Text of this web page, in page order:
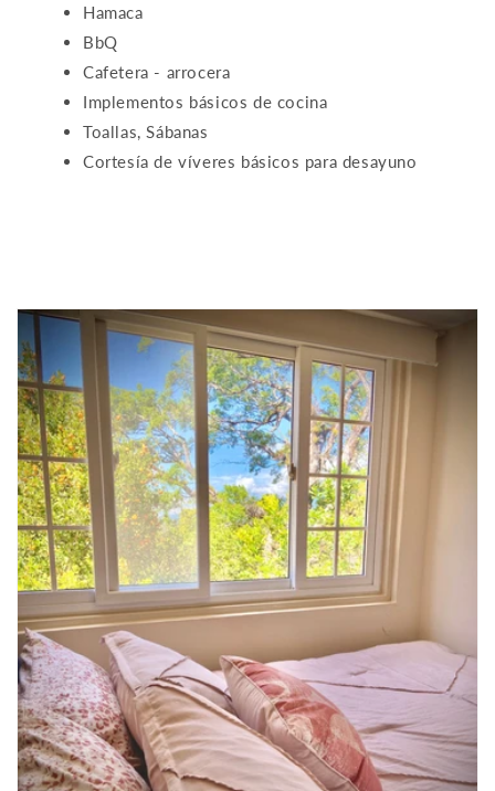
Hamaca
BbQ
Cafetera - arrocera
Implementos básicos de cocina
Toallas, Sábanas
Cortesía de víveres básicos para desayuno